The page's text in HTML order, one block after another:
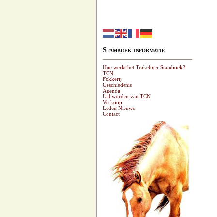
Stamboek informatie
Hoe werkt het Trakehner Stamboek?
TCN
Fokkerij
Geschiedenis
Agenda
Lid worden van TCN
Verkoop
Leden Nieuws
Contact